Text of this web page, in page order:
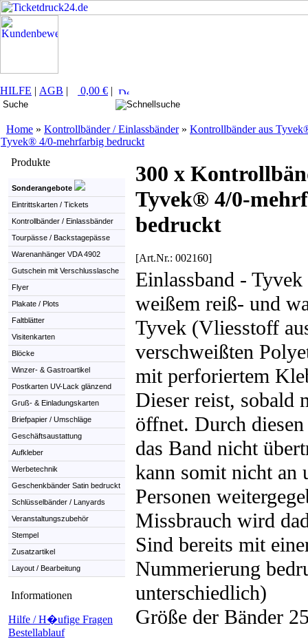
HILFE | AGB | 0,00 € |
Home » Kontrollbänder / Einlassbänder» Kontrollbänder aus
Tyvek® 4/0-mehrfarbig bedruckt
Produkte
Sonderangebote
Eintrittskarten / Tickets
Kontrollbänder / Einlassbänder
Tourpässe / Backstagepässe
Warenanhänger VDA 4902
Gutschein mit Verschlusslasche
Flyer
Plakate / Plots
Faltblätter
Visitenkarten
Blöcke
Winzer- & Gastroartikel
Postkarten UV-Lack glänzend
Gruß- & Einladungskarten
Briefpapier / Umschläge
Geschäftsaustattung
Aufkleber
Werbetechnik
Geschenkbänder Satin bedruckt
Schlüsselbänder / Lanyards
Veranstaltungszubehör
Stempel
Zusatzartikel
Layout / Bearbeitung
Informationen
Hilfe / H�ufige Fragen
Bestellablauf
300 x
Tyvek® 4/0-
bedruckt
[Art.Nr.: 002160]
Einlassband - Tyvek
weißem reiß- und
Tyvek (Vliesstoff
verschweißten
mit perforiertem
Dieser reist, sobald
öffnet. Durch
das Band nicht
kann somit nicht an
Personen
Missbrauch wird
Sind bereits mit
Nummerierung
unterschiedlich)
Größe der Bänder